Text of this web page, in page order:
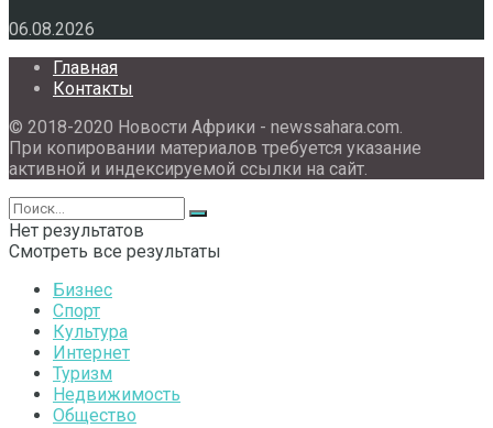
06.08.2026
Главная
Контакты
© 2018-2020 Новости Африки - newssahara.com.
При копировании материалов требуется указание
активной и индексируемой ссылки на сайт.
Нет результатов
Смотреть все результаты
Бизнес
Спорт
Культура
Интернет
Туризм
Недвижимость
Общество